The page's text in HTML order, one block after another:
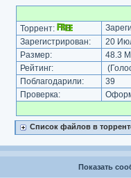
Торрент:
Зарегистрирован:
20
Размер:
48.3
Рейтинг:
Поблагодарили:
39
Проверка:
Список файлов в
Показать